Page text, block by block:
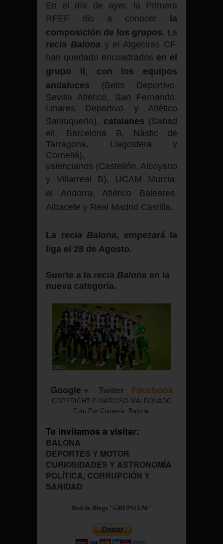
En el día de ayer, la Primera
RFEF dio a conocer
la
composición de los grupos. La
recia Balona y el Algeciras CF.
han quedado encuadrados en el
grupo II, con los equipos
andaluces (Betis Deportivo,
Sevilla Atlético, San Fernando,
Linares Deportivo y Atlético
Sanluqueño), catalanes (Sabad
ell, Barcelona B, Nàstic de
Tarragona, Llagostera y
Cornellá),
valencianos (Castellón, Alcoyano
y Villarreal B), UCAM
Murcia,
el Andorra, Atlético Baleares,
Albacete y Real Madrid Castilla.
La recia Balona, empezará la
liga el 28 de Agosto.
Suerte a la recia Balona en la
nueva categoría.
Google + Twitter Facebook
COPYRIGHT © NARCISO MALDONADO
Foto Por Cortesía: Balona
Te invitamos a visitar:
BALONA
DEPORTES Y MOTOR
CURIOSIDADES Y ASTRONOMÍA
POLÍTICA, CORRUPCIÓN Y
SANIDAD
Red de Blogs "GRUPO LM"